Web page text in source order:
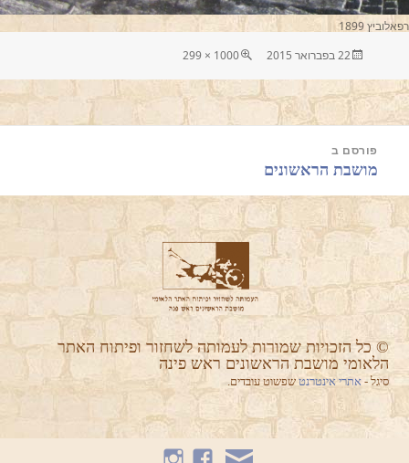
Mail
Facebook
Instagram
רפאלוביץ 1899
פורסם
22 בפברואר 2015
מסך
1000 × 299
פורסם ב
מושבת הראשונים
© כל הזכויות שמורות לעמותה לשחזור ופיתוח האתר
הלאומי מושבת הראשונים ראש פינה
סיגל - אתרי אינטרנט שפשוט עובדים.